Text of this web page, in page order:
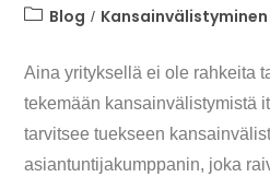
Blog / Kansainvälistyminen
Aina yrityksellä ei ole rahkeita
tekemään kansainvälistymistä
tarvitsee tuekseen
asiantuntijakumppanin, joka